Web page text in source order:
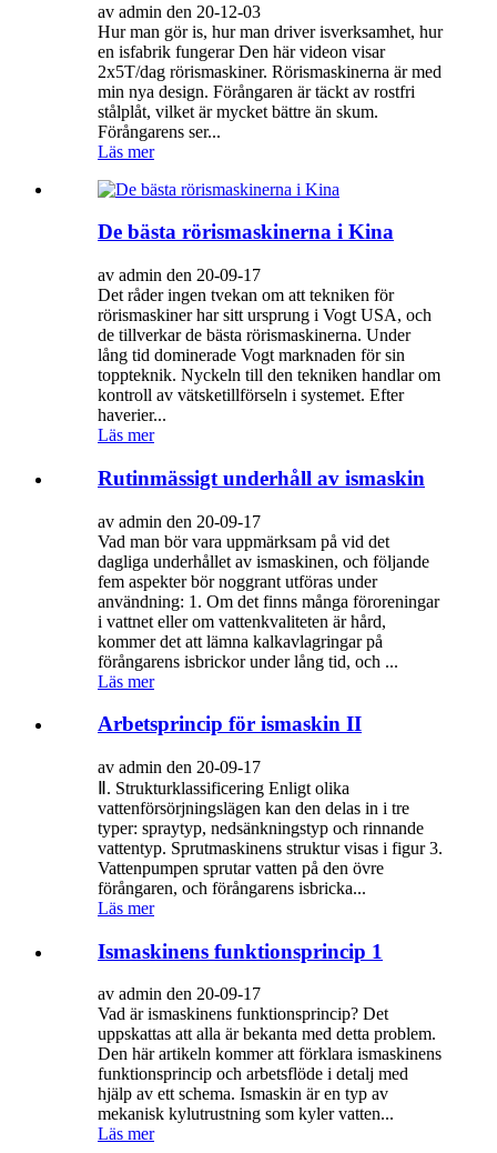
av admin den 20-12-03
Hur man gör is, hur man driver isverksamhet, hur
en isfabrik fungerar Den här videon visar
2x5T/dag rörismaskiner. Rörismaskinerna är med
min nya design. Förångaren är täckt av rostfri
stålplåt, vilket är mycket bättre än skum.
Förångarens ser...
Läs mer
De bästa rörismaskinerna i Kina
av admin den 20-09-17
Det råder ingen tvekan om att tekniken för
rörismaskiner har sitt ursprung i Vogt USA, och
de tillverkar de bästa rörismaskinerna. Under
lång tid dominerade Vogt marknaden för sin
toppteknik. Nyckeln till den tekniken handlar om
kontroll av vätsketillförseln i systemet. Efter
haverier...
Läs mer
Rutinmässigt underhåll av ismaskin
av admin den 20-09-17
Vad man bör vara uppmärksam på vid det
dagliga underhållet av ismaskinen, och följande
fem aspekter bör noggrant utföras under
användning: 1. Om det finns många föroreningar
i vattnet eller om vattenkvaliteten är hård,
kommer det att lämna kalkavlagringar på
förångarens isbrickor under lång tid, och ...
Läs mer
Arbetsprincip för ismaskin II
av admin den 20-09-17
Ⅱ. Strukturklassificering Enligt olika
vattenförsörjningslägen kan den delas in i tre
typer: spraytyp, nedsänkningstyp och rinnande
vattentyp. Sprutmaskinens struktur visas i figur 3.
Vattenpumpen sprutar vatten på den övre
förångaren, och förångarens isbricka...
Läs mer
Ismaskinens funktionsprincip 1
av admin den 20-09-17
Vad är ismaskinens funktionsprincip? Det
uppskattas att alla är bekanta med detta problem.
Den här artikeln kommer att förklara ismaskinens
funktionsprincip och arbetsflöde i detalj med
hjälp av ett schema. Ismaskin är en typ av
mekanisk kylutrustning som kyler vatten...
Läs mer